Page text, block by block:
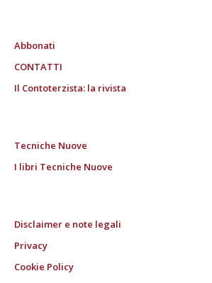
Abbonati
CONTATTI
Il Contoterzista: la rivista
Tecniche Nuove
I libri Tecniche Nuove
Disclaimer e note legali
Privacy
Cookie Policy